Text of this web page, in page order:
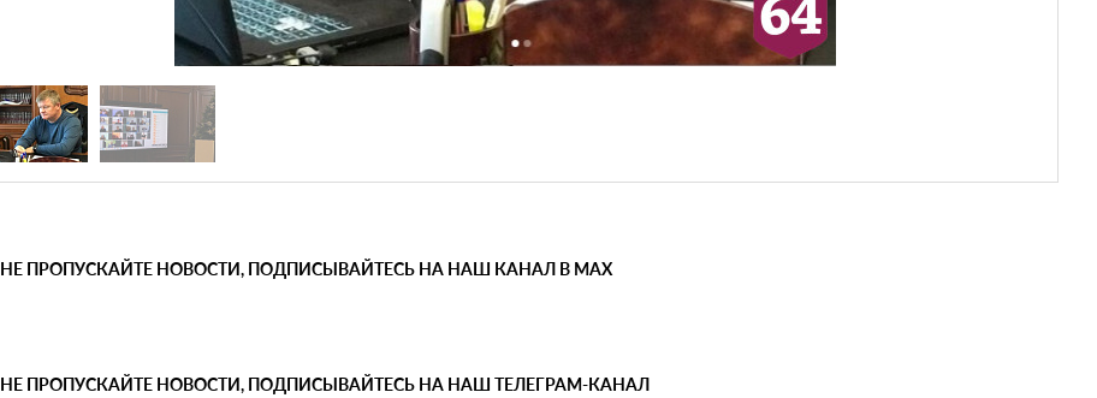
НЕ ПРОПУСКАЙТЕ НОВОСТИ, ПОДПИСЫВАЙТЕСЬ НА НАШ КАНАЛ В MAX
НЕ ПРОПУСКАЙТЕ НОВОСТИ, ПОДПИСЫВАЙТЕСЬ НА НАШ ТЕЛЕГРАМ-КАНАЛ